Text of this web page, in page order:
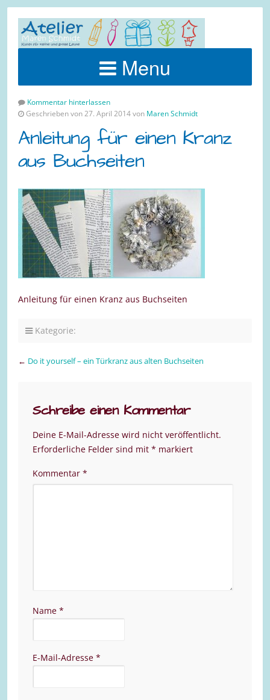
Menu
Kommentar hinterlassen
Geschrieben von 27. April 2014 von Maren Schmidt
Anleitung für einen Kranz
aus Buchseiten
Anleitung für einen Kranz aus Buchseiten
Kategorie:
← Do it yourself – ein Türkranz aus alten Buchseiten
Schreibe einen Kommentar
Deine E-Mail-Adresse wird nicht veröffentlicht.
Erforderliche Felder sind mit * markiert
Kommentar *
Name *
E-Mail-Adresse *